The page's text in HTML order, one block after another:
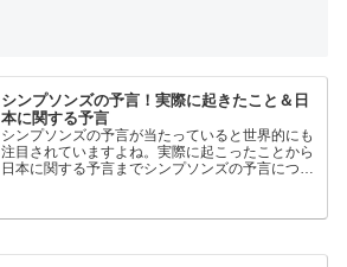
シンプソンズの予言！実際に起きたこと＆日
本に関する予言
シンプソンズの予言が当たっていると世界的にも
注目されていますよね。実際に起こったことから
日本に関する予言までシンプソンズの予言につい